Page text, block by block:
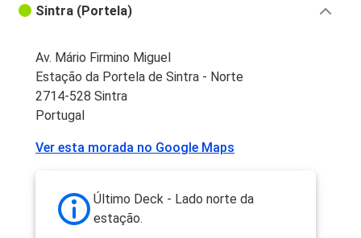
Sintra (Portela)
Av. Mário Firmino Miguel
Estação da Portela de Sintra - Norte
2714-528 Sintra
Portugal
Ver esta morada no Google Maps
Último Deck - Lado norte da
estação.